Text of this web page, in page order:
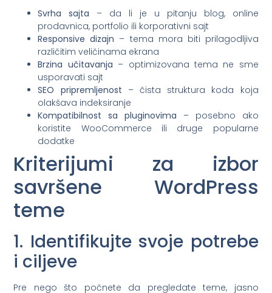
Svrha sajta – da li je u pitanju blog, online
prodavnica, portfolio ili korporativni sajt
Responsive dizajn – tema mora biti prilagodljiva
različitim veličinama ekrana
Brzina učitavanja – optimizovana tema ne sme
usporavati sajt
SEO pripremljenost – čista struktura koda koja
olakšava indeksiranje
Kompatibilnost sa pluginovima – posebno ako
koristite WooCommerce ili druge popularne
dodatke
Kriterijumi za izbor
savršene WordPress
teme
1. Identifikujte svoje potrebe
i ciljeve
Pre nego što počnete da pregledate teme, jasno